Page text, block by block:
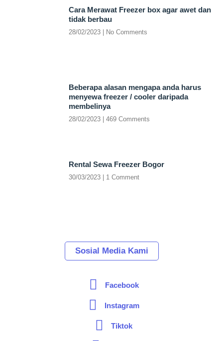
Cara Merawat Freezer box agar awet dan
tidak berbau
28/02/2023 No Comments
Beberapa alasan mengapa anda harus
menyewa freezer / cooler daripada
membelinya
28/02/2023 469 Comments
Rental Sewa Freezer Bogor
30/03/2023 1 Comment
Sosial Media Kami
Facebook
Instagram
Tiktok